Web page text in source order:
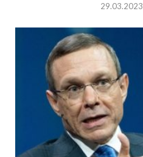
29.03.2023